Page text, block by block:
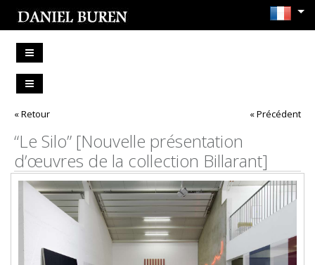
« Retour « Précédent
“Le Silo” [Nouvelle présentation
d’œuvres de la collection Billarant]